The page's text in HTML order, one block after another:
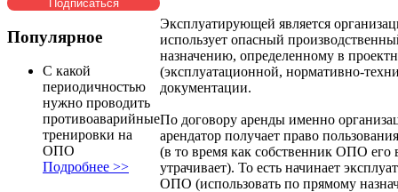
Популярное
С какой
периодичностью
нужно проводить
противоаварийные
тренировки на
ОПО
Подробнее >>
Эксплуатирующей является
использует опасный
назначению, определенному в
(эксплуатационной, нормативно-
документации.
По договору аренды именно
арендатор получает право
(в то время как собственник ОПО его
утрачивает). То есть начинает
ОПО (использовать по прямому